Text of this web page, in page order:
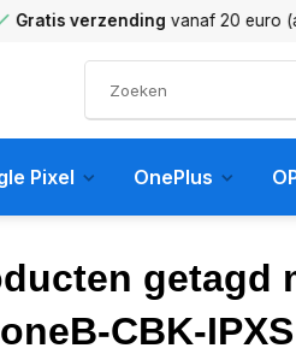
verzendingvanaf 20 euro
Pixel OnePlus
getagd
CBK-